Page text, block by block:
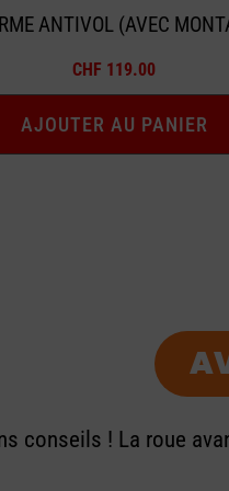
ANTIVOL (AVEC
CHF 119.00
AJOUTER AU PANIER
conseils ! La roue